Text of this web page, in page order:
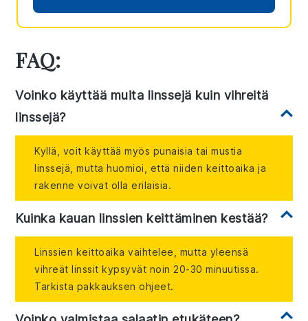
FAQ:
Voinko käyttää muita linssejä kuin vihreitä
linssejä?
Kyllä, voit käyttää myös punaisia tai mustia
linssejä, mutta huomioi, että niiden keittoaika ja
rakenne voivat olla erilaisia.
Kuinka kauan linssien keittäminen kestää?
Linssien keittoaika vaihtelee, mutta yleensä
vihreät linssit kypsyvät noin 20-30 minuutissa.
Tarkista pakkauksen ohjeet.